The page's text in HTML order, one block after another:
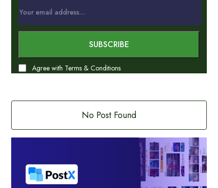
Agree with Terms & Conditions
No Post Found